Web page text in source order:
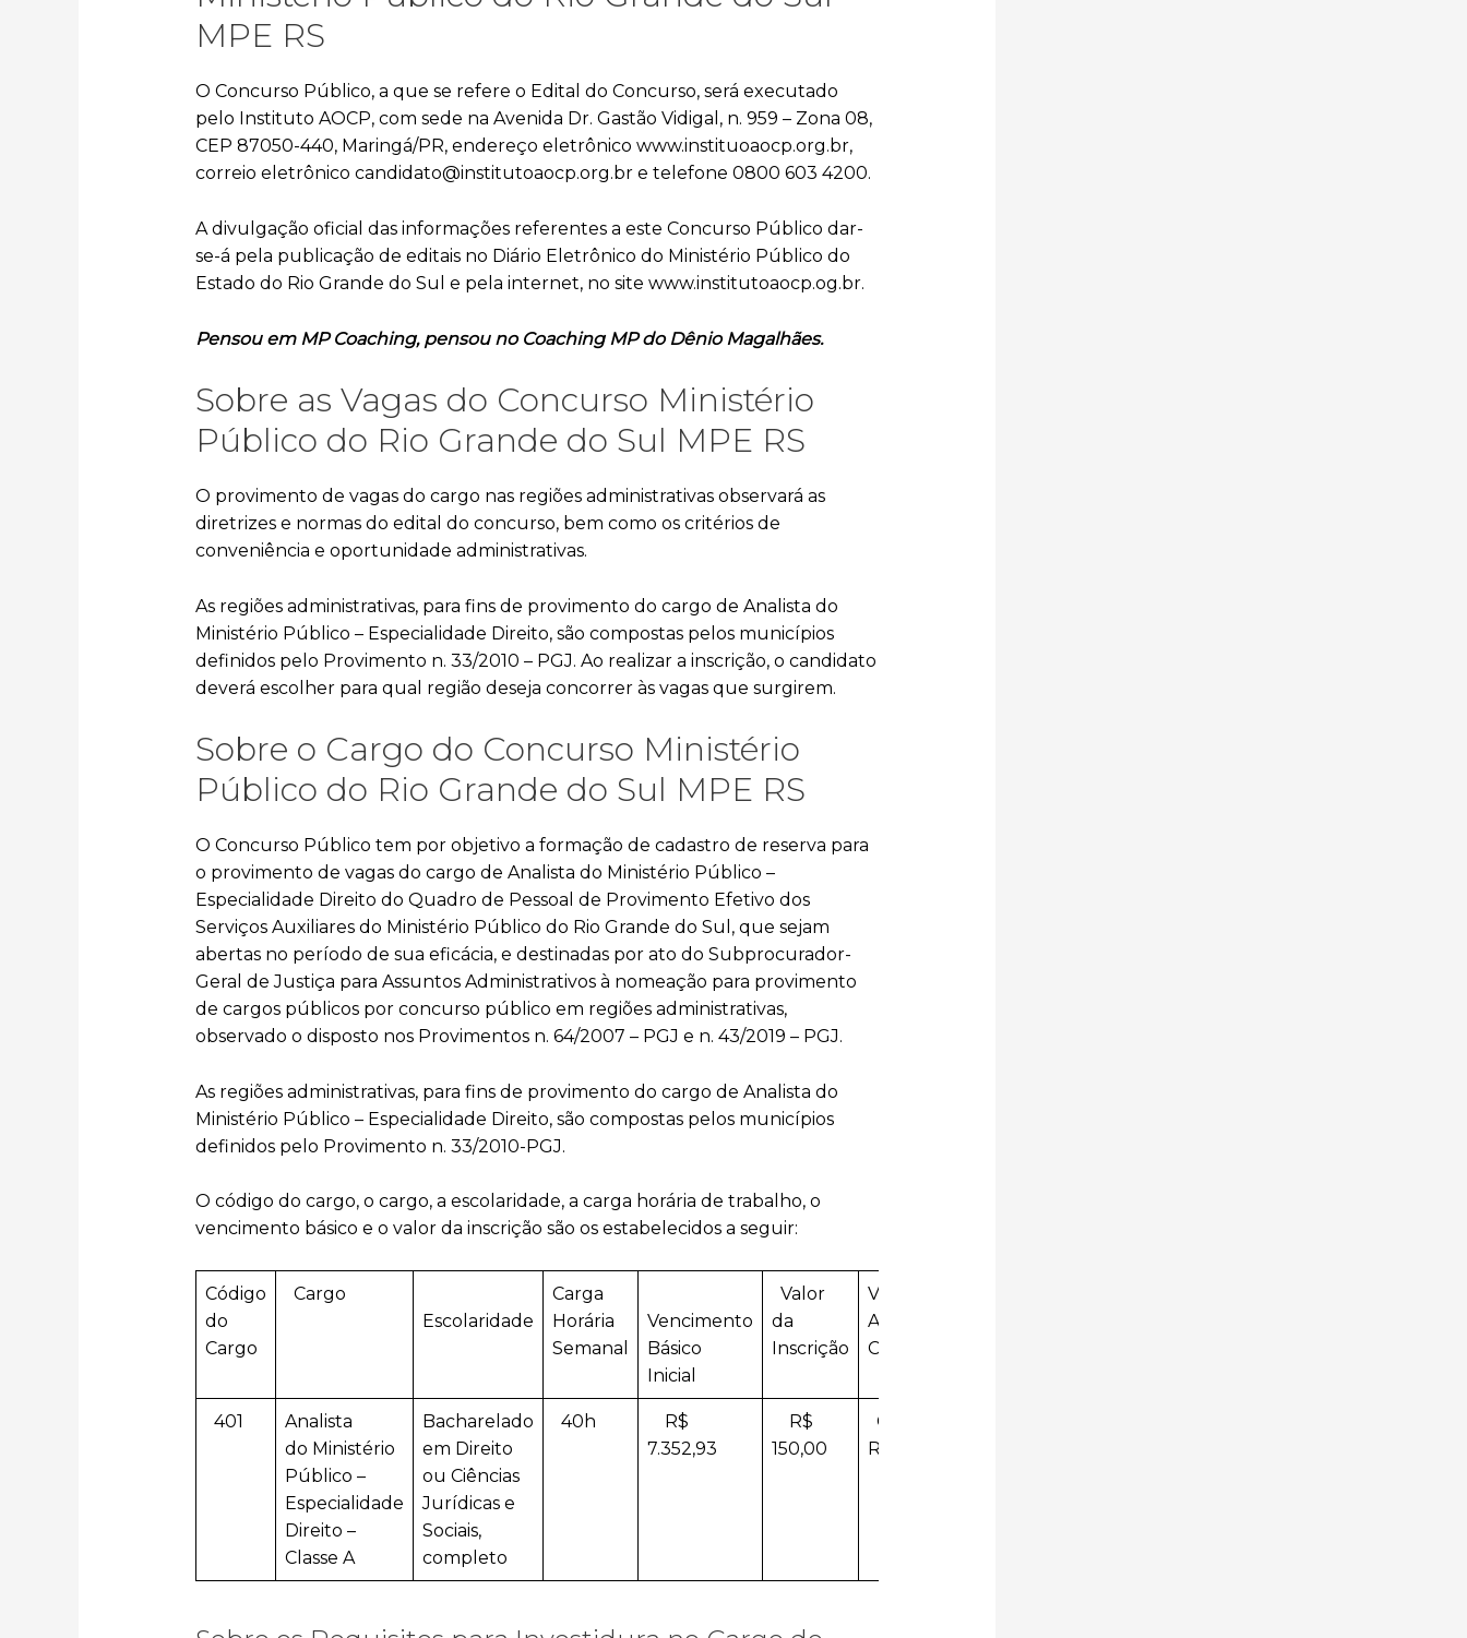
MPE RS
O Concurso Público, a que se refere o Edital do Concurso, será executado
pelo Instituto AOCP, com sede na Avenida Dr. Gastão Vidigal, n. 959 – Zona 08,
CEP 87050-440, Maringá/PR, endereço eletrônico www.instituoaocp.org.br,
correio eletrônico candidato@institutoaocp.org.br e telefone 0800 603 4200.
A divulgação oficial das informações referentes a este Concurso Público dar-
se-á pela publicação de editais no Diário Eletrônico do Ministério Público do
Estado do Rio Grande do Sul e pela internet, no site www.institutoaocp.og.br.
Pensou em MP Coaching, pensou no Coaching MP do Dênio Magalhães.
Sobre as Vagas do Concurso Ministério
Público do Rio Grande do Sul MPE RS
O provimento de vagas do cargo nas regiões administrativas observará as
diretrizes e normas do edital do concurso, bem como os critérios de
conveniência e oportunidade administrativas.
As regiões administrativas, para fins de provimento do cargo de Analista do
Ministério Público – Especialidade Direito, são compostas pelos municípios
definidos pelo Provimento n. 33/2010 – PGJ. Ao realizar a inscrição, o candidato
deverá escolher para qual região deseja concorrer às vagas que surgirem.
Sobre o Cargo do Concurso Ministério
Público do Rio Grande do Sul MPE RS
O Concurso Público tem por objetivo a formação de cadastro de reserva para
o provimento de vagas do cargo de Analista do Ministério Público –
Especialidade Direito do Quadro de Pessoal de Provimento Efetivo dos
Serviços Auxiliares do Ministério Público do Rio Grande do Sul, que sejam
abertas no período de sua eficácia, e destinadas por ato do Subprocurador-
Geral de Justiça para Assuntos Administrativos à nomeação para provimento
de cargos públicos por concurso público em regiões administrativas,
observado o disposto nos Provimentos n. 64/2007 – PGJ e n. 43/2019 – PGJ.
As regiões administrativas, para fins de provimento do cargo de Analista do
Ministério Público – Especialidade Direito, são compostas pelos municípios
definidos pelo Provimento n. 33/2010-PGJ.
O código do cargo, o cargo, a escolaridade, a carga horária de trabalho, o
vencimento básico e o valor da inscrição são os estabelecidos a seguir:
Código
do
Cargo
Cargo
Escolaridade
Carga
Horária
Semanal
Vencimento
Básico
Inicial
Valor
da
Inscrição
Vagas para
Ampla
Concorrência
401
Analista
do Ministério
Público –
Especialidade
Direito –
Classe A
Bacharelado
em Direito
ou Ciências
Jurídicas e
Sociais,
completo
40h
R$
7.352,93
R$
150,00
Cadastro
Reserva